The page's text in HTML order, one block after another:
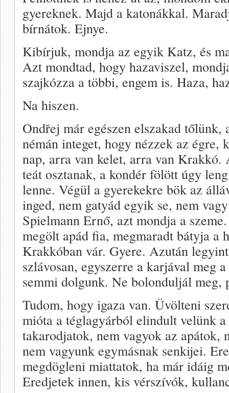
gyereknek. Majd a katonákkal.
bírnátok. Ejnye.
Kibírjuk, mondja az egyik Katz, és
Azt mondtad, hogy hazaviszel,
szajkózza a többi, engem is. Haza,
Na hiszen.
Ondřej már egészen elszakad
némán integet, hogy nézzek az égre,
nap, arra van kelet, arra van Krakkó.
teát osztanak, a kondér fölött úgy
lenne. Végül a gyerekekre bök az
inged, nem gatyád egyik se, nem
Spielmann Ernő, azt mondja a
megölt apád fia, megmaradt bátyja a
Krakkóban vár. Gyere. Azután
szlávosan, egyszerre a karjával meg
semmi dolgunk. Ne bolonduljál meg,
Tudom, hogy igaza van. Üvölteni
mióta a téglagyárból elindult velünk
takarodjatok, nem vagyok az apátok,
nem vagyunk egymásnak senkijei.
megdögleni miattatok, ha már idáig
Eredjetek innen, kis vérszívók,